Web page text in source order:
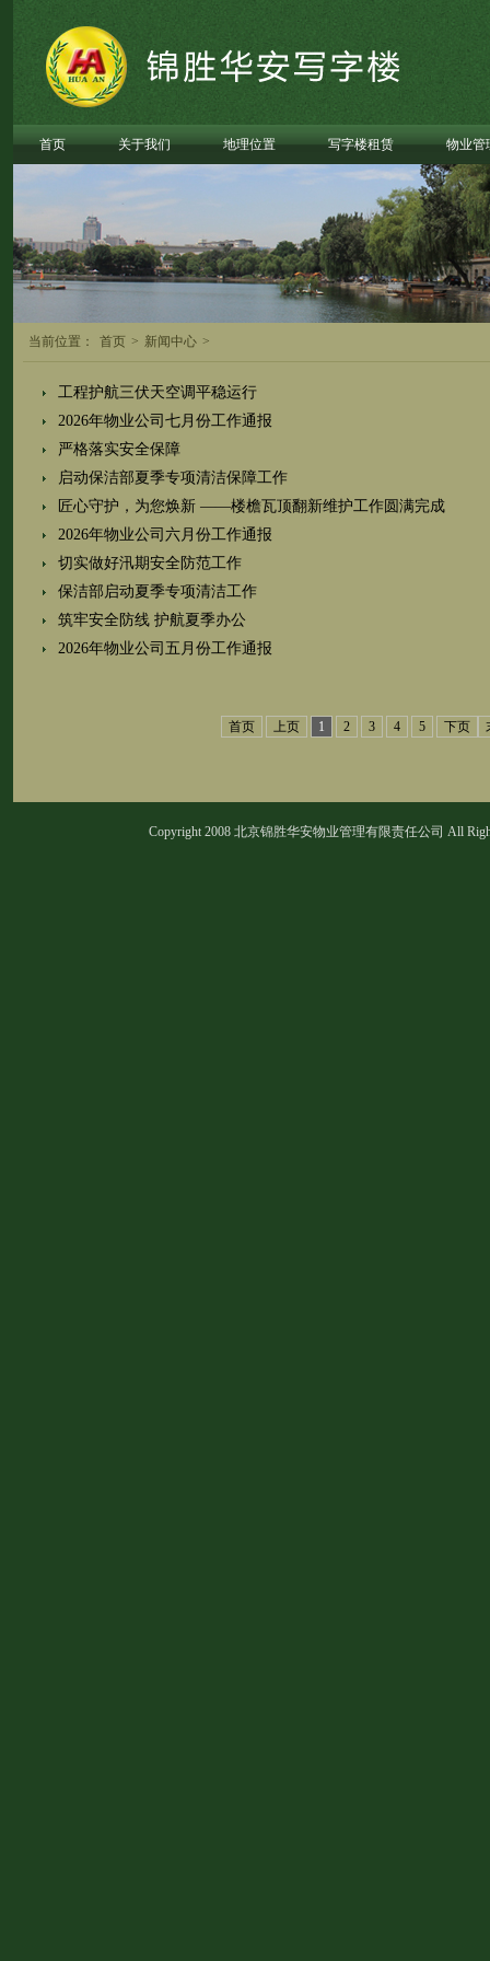
首页 关于我们 地理位置 写字楼租赁 物业管
当前位置： 首页 > 新闻中心 >
工程护航三伏天空调平稳运行
2026年物业公司七月份工作通报
严格落实安全保障
启动保洁部夏季专项清洁保障工作
匠心守护，为您焕新 ——楼檐瓦顶翻新维护工作圆满完成
2026年物业公司六月份工作通报
切实做好汛期安全防范工作
保洁部启动夏季专项清洁工作
筑牢安全防线 护航夏季办公
2026年物业公司五月份工作通报
首页 上页 1 2 3 4 5 下页
Copyright 2008 北京锦胜华安物业管理有限责任公司 All